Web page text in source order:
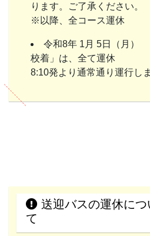
ります。ご了承ください。
※以降、全コース運休
令和8年 1月 5日（月
校着」は、全て運休
8:10発より通常通り運行し
送迎バスの運休につ
て